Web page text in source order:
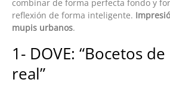
combinar de forma perfecta fondo y
reflexión de forma inteligente.
mupis urbanos.
1- DOVE: “Bocetos
real”